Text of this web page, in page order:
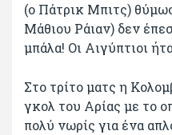
(ο Πάτρικ Μπιτς)
Μάθιου Ράιαν) δεν
μπάλα! Οι Αιγύπτιοι
Στο τρίτο ματς η
γκολ του Αρίας με το
πολύ νωρίς για ένα